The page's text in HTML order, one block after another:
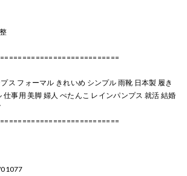
ス フォーマル きれいめ シンプル 雨靴 日本製 履き
仕事用 美脚 婦人 ぺたんこ レインパンプス 就活 結婚